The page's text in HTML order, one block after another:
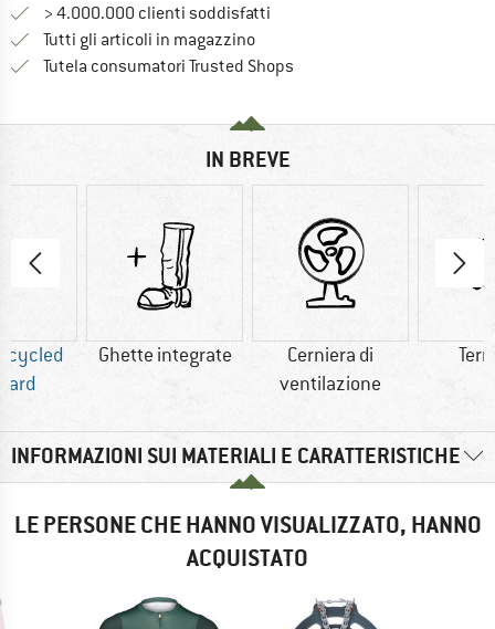
> 4.000.000 clienti soddisfatti
Tutti gli articoli in magazzino
Tutela consumatori Trusted Shops
IN BREVE
Ghette integrate
Cerniera di
ventilazione
INFORMAZIONI SUI MATERIALI E CARATTERISTICHE
LE PERSONE CHE HANNO VISUALIZZATO, HANNO
ACQUISTATO